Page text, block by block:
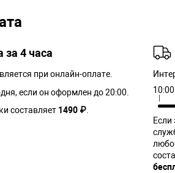
за 4 часа
при онлайн-оплате.
если он оформлен до 20:00.
составляет 1490 ₽.
10:00
Если